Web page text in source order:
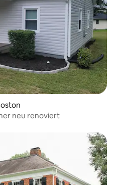
neu renoviert